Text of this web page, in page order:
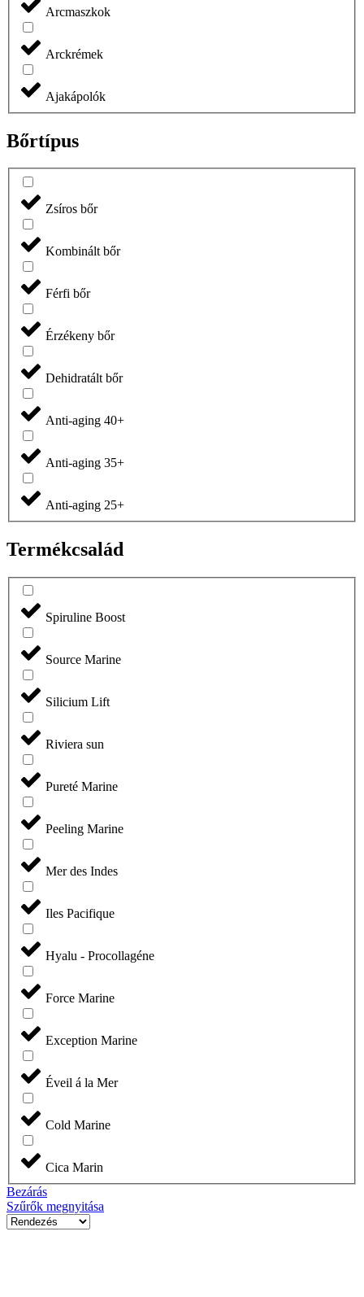
Arcmaszkok
Arckrémek
Ajakápolók
Bőrtípus
Zsíros bőr
Kombinált bőr
Férfi bőr
Érzékeny bőr
Dehidratált bőr
Anti-aging 40+
Anti-aging 35+
Anti-aging 25+
Termékcsalád
Spiruline Boost
Source Marine
Silicium Lift
Riviera sun
Pureté Marine
Peeling Marine
Mer des Indes
Iles Pacifique
Hyalu - Procollagéne
Force Marine
Exception Marine
Éveil á la Mer
Cold Marine
Cica Marin
Bezárás
Szűrők megnyitása